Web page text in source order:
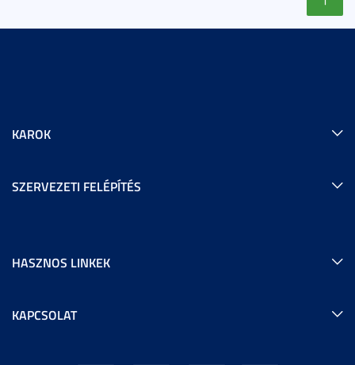
KAROK
SZERVEZETI FELÉPÍTÉS
HASZNOS LINKEK
KAPCSOLAT